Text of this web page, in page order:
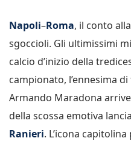
Napoli–Roma, il conto
sgoccioli. Gli ultimissimi
calcio d’inizio della
campionato, l’ennesima
Armando Maradona
della scossa emotiva
Ranieri. L’icona